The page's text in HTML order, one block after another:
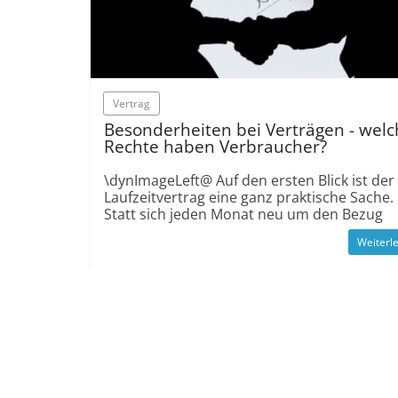
Vertrag
Besonderheiten bei Verträgen -
Rechte haben Verbraucher?
­\dynImageLeft@ Auf den ersten Blick ist der
Laufzeit­vertrag eine ganz praktische Sache.
Statt sich jeden Monat neu um den Bezug